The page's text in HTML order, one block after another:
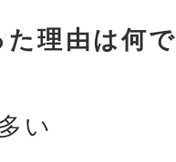
理由は何
い